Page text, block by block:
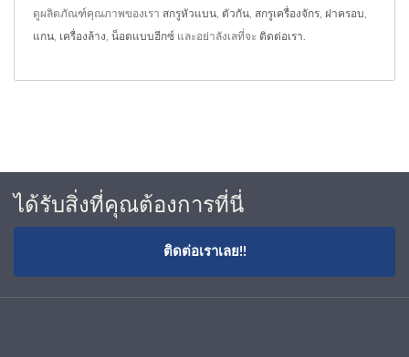
ดูผลิตภัณฑ์คุณภาพของเรา สกรูหัวแบน ตัวกัน สกรูเครื่องจักร ฝาครอบ
แกน เครื่องล้าง น็อตแบบฮีกซ์ และอย่าลังเลที่จะ ติดต่อเรา
ได้รับสิ่งที่คุณต้องการที่นี่
ติดต่อเราเลย!!